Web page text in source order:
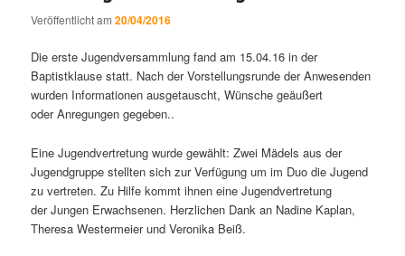
Veröffentlicht am20/04/2016
Die erste Jugendversammlung fand am 15.04.16 in der
Baptistklause statt. Nach der Vorstellungsrunde der Anwesenden
wurden Informationen ausgetauscht, Wünsche geäußert
oder Anregungen gegeben..
Eine Jugendvertretung wurde gewählt: Zwei Mädels aus der
Jugendgruppe stellten sich zur Verfügung um im Duo die Jugend
zu vertreten. Zu Hilfe kommt ihnen eine Jugendvertretung
der Jungen Erwachsenen. Herzlichen Dank an Nadine Kaplan,
Theresa Westermeier und Veronika Beiß.